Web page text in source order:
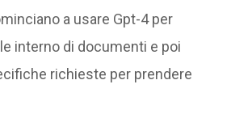
a usare Gpt-4 per
interno di documenti e poi
richieste per prendere